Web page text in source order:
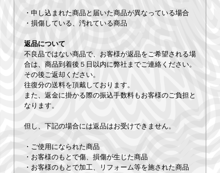
・申し込まれた商品と届いた商品が異なっている場合
・損傷している、汚れている商品
返品について
不良品ではない商品で、お客様が返品をご希望される場
合は、商品到着後５日以内に弊社までご連絡ください。
その後ご返却ください。
往復分の送料を頂戴しております。
また、返金に掛かる際の振込手数料もお客様のご負担と
なります。
但し、下記の場合には返品はお受けできません。
・ご使用になられた商品
・お客様のもとで傷、損傷が生じた商品
・お客様のもとで加工、リフォーム等を施された商品